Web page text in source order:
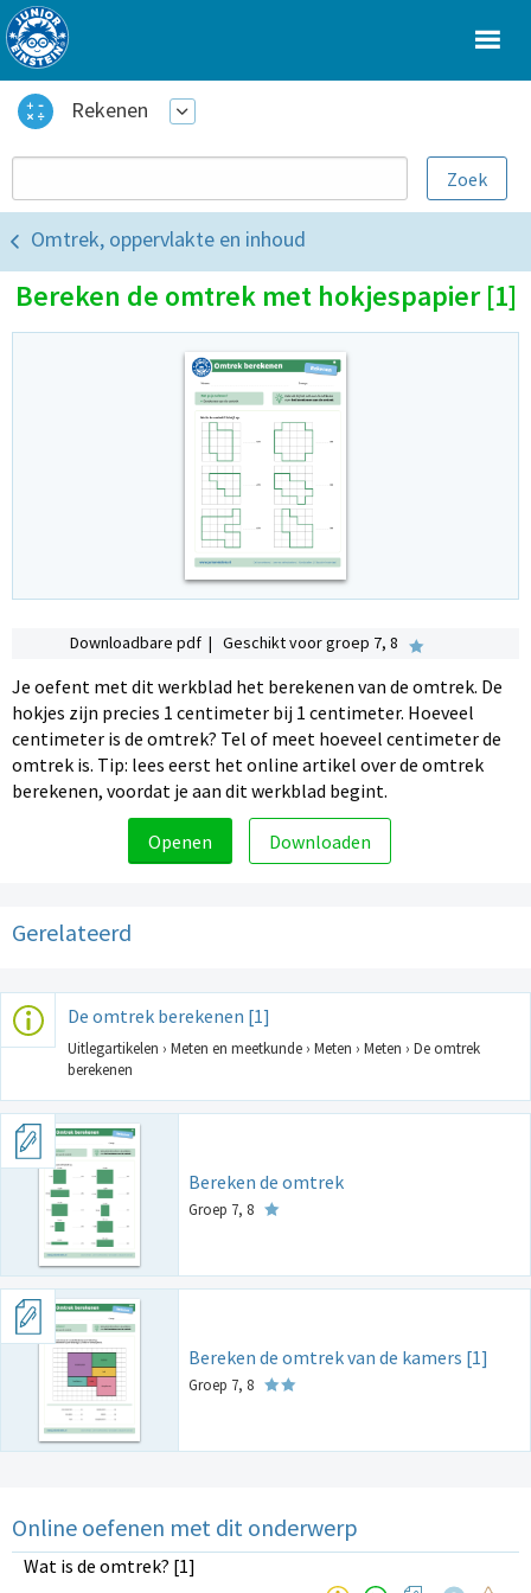
Rekenen
Omtrek, oppervlakte en inhoud
Bereken de omtrek met hokjespapier [1]
Downloadbare pdf | Geschikt voor groep 7, 8
Je oefent met dit werkblad het berekenen van de omtrek. De
hokjes zijn precies 1 centimeter bij 1 centimeter. Hoeveel
centimeter is de omtrek? Tel of meet hoeveel centimeter de
omtrek is. Tip: lees eerst het online artikel over de omtrek
berekenen, voordat je aan dit werkblad begint.
Openen Downloaden
Gerelateerd
De omtrek berekenen [1]
Uitlegartikelen › Meten en meetkunde › Meten › Meten › De omtrek
berekenen
Bereken de omtrek
Groep 7, 8
Bereken de omtrek van de kamers [1]
Groep 7, 8
Online oefenen met dit onderwerp
Wat is de omtrek? [1]